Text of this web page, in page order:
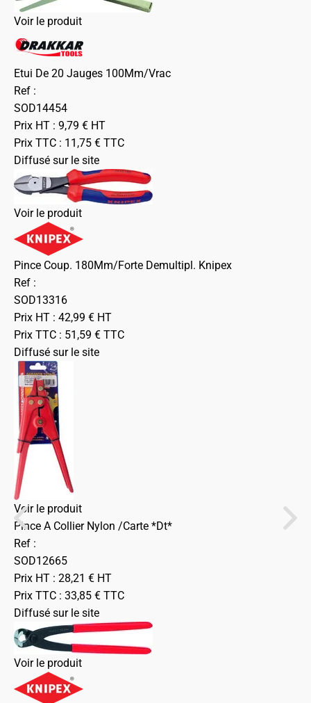
Voir le produit
Etui De 20 Jauges 100Mm/Vrac
Ref :
SOD14454
Prix HT : 9,79 € HT
Prix TTC : 11,75 € TTC
Diffusé sur le site
Voir le produit
Pince Coup. 180Mm/Forte Demultipl. Knipex
Ref :
SOD13316
Prix HT : 42,99 € HT
Prix TTC : 51,59 € TTC
Diffusé sur le site
Voir le produit
Pince A Collier Nylon /Carte *Dt*
Ref :
SOD12665
Prix HT : 28,21 € HT
Prix TTC : 33,85 € TTC
Diffusé sur le site
Voir le produit